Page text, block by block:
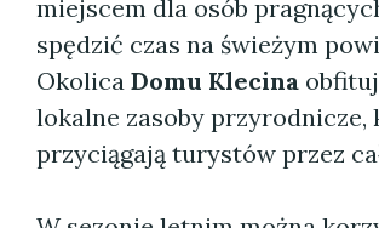
miejscem dla osób
spędzić czas na świeżym
Okolica Domu Klecina
lokalne zasoby przyrodnicze,
przyciągają turystów przez